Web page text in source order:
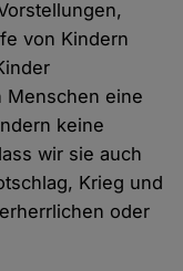
von Kindern
Menschen eine
keine
wir sie auch
Krieg und
oder